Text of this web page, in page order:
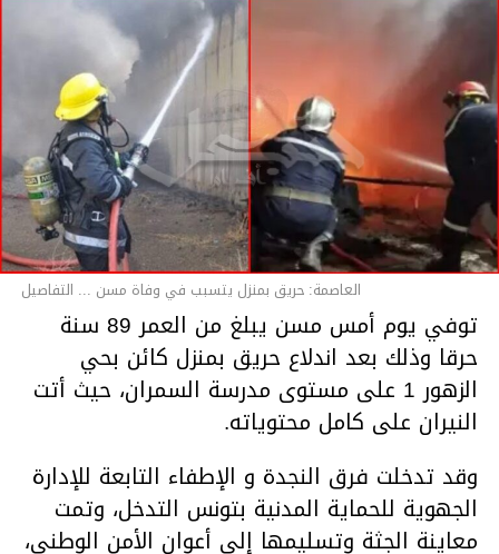
العاصمة: حريق بمنزل يتسبب في وفاة مسن ... التفاصيل
توفي يوم أمس مسن يبلغ من العمر 89 سنة
حرقا وذلك بعد اندلاع حريق بمنزل كائن بحي
الزهور 1 على مستوى مدرسة السمران، حيث أتت
النيران على كامل محتوياته.
وقد تدخلت فرق النجدة و الإطفاء التابعة للإدارة
الجهوية للحماية المدنية بتونس التدخل، وتمت
معاينة الجثة وتسليمها إلى أعوان الأمن الوطني،